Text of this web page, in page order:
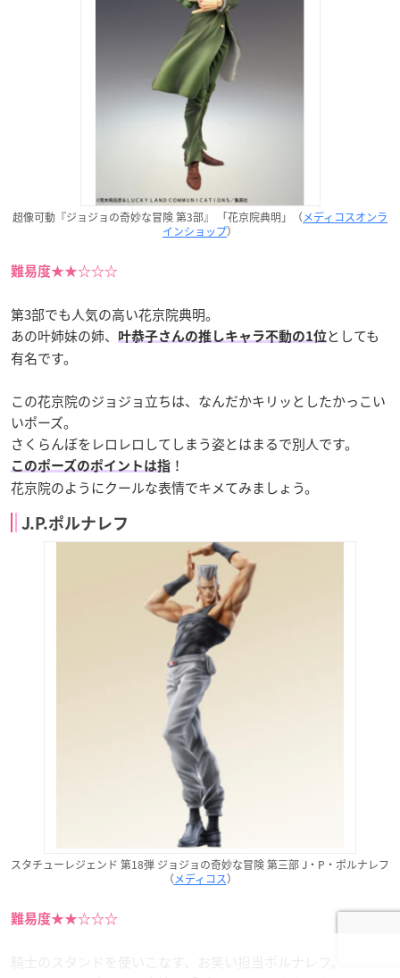
超像可動『ジョジョの奇妙な冒険 第3部』 「花京院典明」（メディコスオンラ
インショップ）
難易度★★☆☆☆
第3部でも人気の高い花京院典明。
あの叶姉妹の姉、
叶恭子さんの推しキャラ不動の1位としても
有名です。
この花京院のジョジョ立ちは、なんだかキリッとしたかっこい
いポーズ。
さくらんぼをレロレロしてしまう姿とはまるで別人です。
このポーズのポイントは指 ！
花京院のようにクールな表情でキメてみましょう。
J.P.ポルナレフ
スタチューレジェンド 第18弾 ジョジョの奇妙な冒険 第三部 J・P・ポルナレフ
（メディコス）
難易度★★☆☆☆